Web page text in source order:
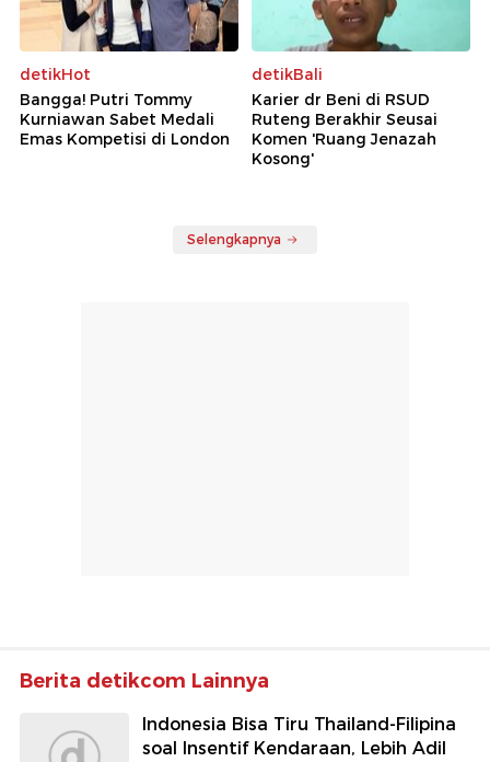
detikHot
Bangga! Putri Tommy
Kurniawan Sabet Medali
Emas Kompetisi di London
detikBali
Karier dr Beni di RSUD
Ruteng Berakhir Seusai
Komen 'Ruang Jenazah
Kosong'
Selengkapnya
Berita detikcom Lainnya
Indonesia Bisa Tiru Thailand-Filipina
soal Insentif Kendaraan, Lebih Adil